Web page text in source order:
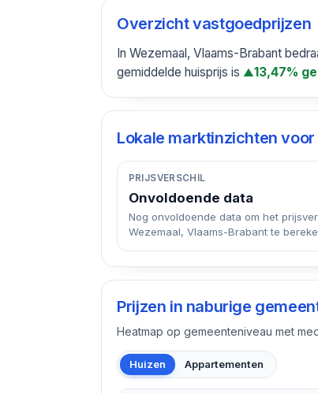
Overzicht vastgoedprijzen
In Wezemaal, Vlaams-Brabant
gemiddelde huisprijs is ▲13,47%
Lokale marktinzichten voor
PRIJSVERSCHIL
Onvoldoende data
Nog onvoldoende data om het
Wezemaal, Vlaams-Brabant te
Prijzen in naburige
Heatmap op gemeenteniveau met
Huizen Appartementen